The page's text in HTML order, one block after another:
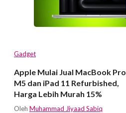
Gadget
Apple Mulai Jual MacBook Pro
M5 dan iPad 11 Refurbished,
Harga Lebih Murah 15%
Oleh Muhammad Jiyaad Sabiq